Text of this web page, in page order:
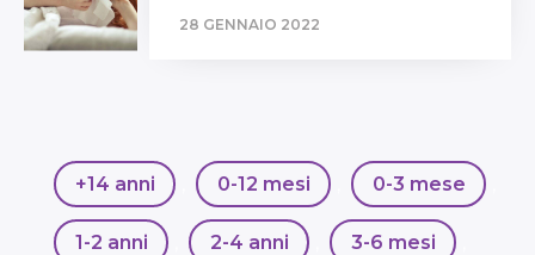
28 GENNAIO 2022
+14 anni 0-12 mesi 0-3 mese
1-2 anni 2-4 anni 3-6 mesi